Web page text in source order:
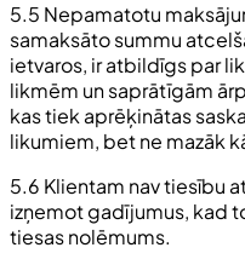
5.5 Nepamatotu
samaksāto summu
ietvaros, ir atbildīgs par
likmēm un saprātīgām
kas tiek aprēķinātas
likumiem, bet ne mazāk
5.6 Klientam nav tiesību
izņemot gadījumus, kad
tiesas nolēmums.